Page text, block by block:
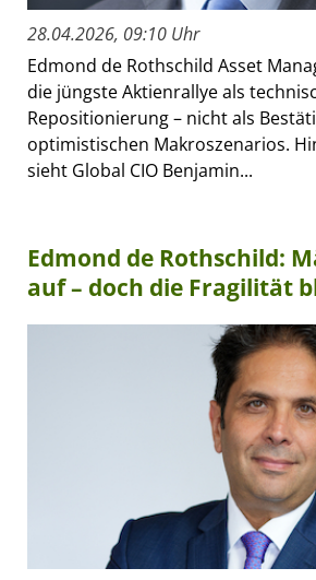
28.04.2026, 09:10 Uhr
Edmond de Rothschild Asset
die jüngste Aktienrallye als
Repositionierung – nicht als
optimistischen Makroszenarios.
sieht Global CIO Benjamin...
Edmond de Rothschild:
auf – doch die Fragilität